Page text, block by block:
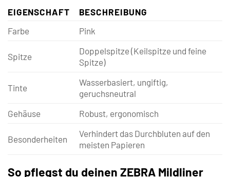
EIGENSCHAFT
BESCHREIBUNG
Farbe
Pink
Spitze
Doppelspitze (Keilspitze und feine
Spitze)
Tinte
Wasserbasiert, ungiftig,
geruchsneutral
Gehäuse
Robust, ergonomisch
Besonderheiten
Verhindert das Durchbluten auf den
meisten Papieren
So pflegst du deinen ZEBRA Mildliner